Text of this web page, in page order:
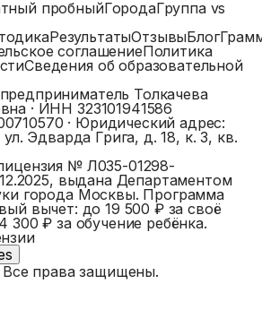
пробныйГородаГруппа vs
РезультатыОтзывыБлог
соглашениеПолитика
Сведения об образовательной
Толкачева
· ИНН323101941586
· Юридический адрес:
Эдварда Грига, д. 18, к. 3, кв.
№ Л035-01298-
выдана Департаментом
города Москвы. Программа
вычет: до 19 500 ₽ за своё
300 ₽ за обучение ребёнка.
Все права защищены.